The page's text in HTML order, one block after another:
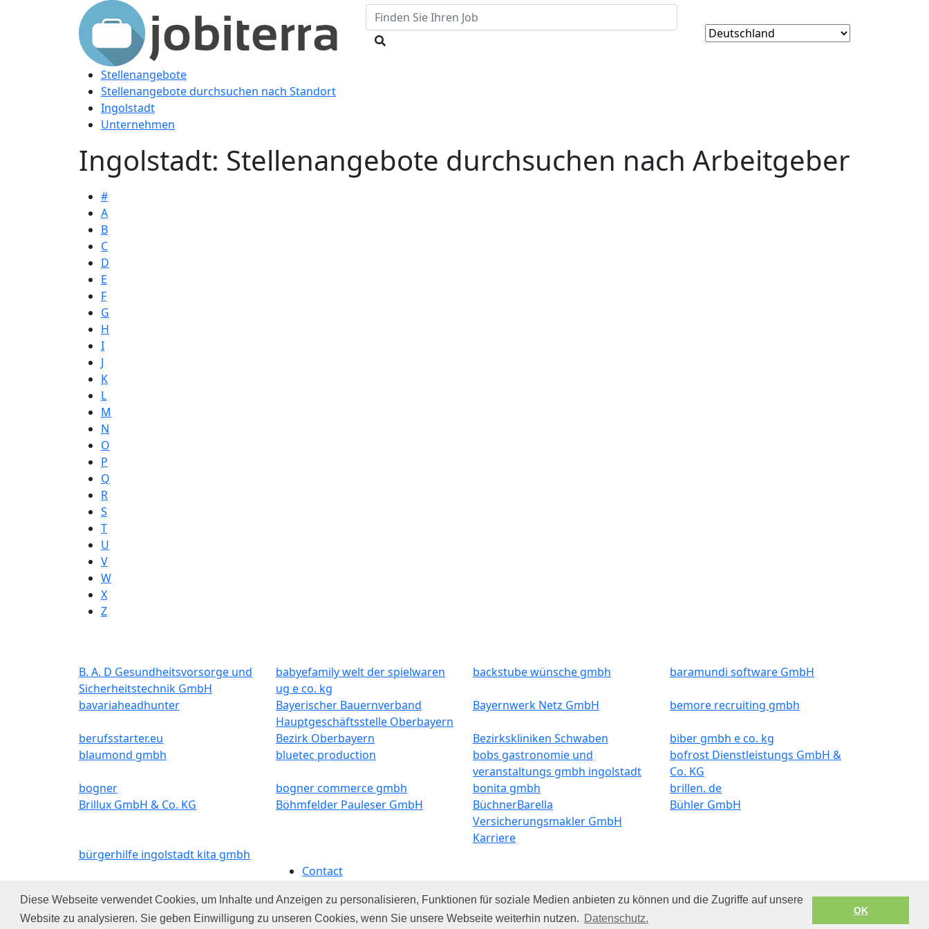
Diese Webseite verwendet Cookies, um Inhalte und Anzeigen zu personalisieren, Funktionen für soziale Medien anbieten zu können und die Zugriffe auf unsere
Website zu analysieren. Sie geben Einwilligung zu unseren Cookies, wenn Sie unsere Webseite weiterhin nutzen. Datenschutz.
OK
Stellenangebote
Stellenangebote durchsuchen nach Standort
Ingolstadt
Unternehmen
Ingolstadt: Stellenangebote durchsuchen nach Arbeitgeber
#
A
B
C
D
E
F
G
H
I
J
K
L
M
N
O
P
Q
R
S
T
U
V
W
X
Z
B. A. D Gesundheitsvorsorge und
Sicherheitstechnik GmbH
babyefamily welt der spielwaren
ug e co. kg
backstube wünsche gmbh baramundi software GmbH
bavariaheadhunter
Bayerischer Bauernverband
Hauptgeschäftsstelle Oberbayern
Bayernwerk Netz GmbH bemore recruiting gmbh
berufsstarter.eu Bezirk Oberbayern Bezirkskliniken Schwaben
biber gmbh e co. kg
blaumond gmbh
bluetec production
bobs gastronomie und
veranstaltungs gmbh ingolstadt
bofrost Dienstleistungs GmbH &
Co. KG
bogner
bogner commerce gmbh bonita gmbh
brillen. de
Brillux GmbH & Co. KG
Böhmfelder Pauleser GmbH
BüchnerBarella
Versicherungsmakler GmbH
Karriere
Bühler GmbH
bürgerhilfe ingolstadt kita gmbh
Contact
Datenschutz
Impressum
Geschäftsbedingungen
Rights Reserved.